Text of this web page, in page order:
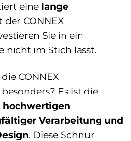
eine lange
der CONNEX
Sie in ein
nicht im Stich lässt.
CONNEX
Es ist die
hochwertigen
Verarbeitung und
. Diese Schnur